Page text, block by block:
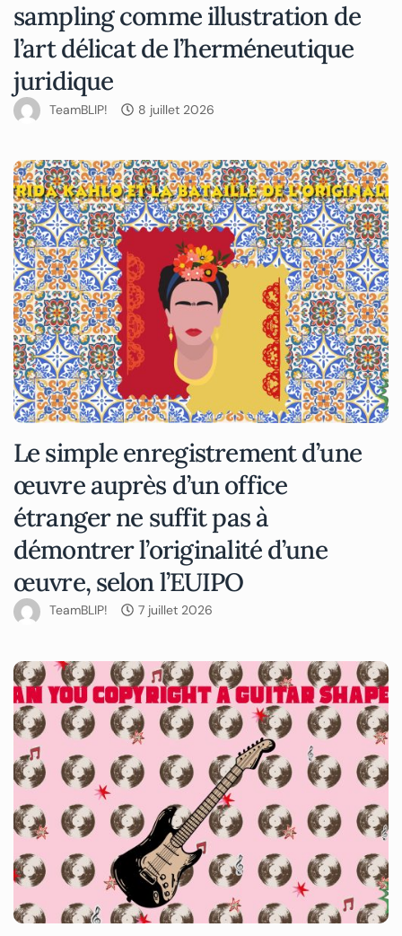
sampling comme illustration de
l’art délicat de l’herméneutique
juridique
TeamBLIP! 8 juillet 2026
Le simple enregistrement d’une
œuvre auprès d’un office
étranger ne suffit pas à
démontrer l’originalité d’une
œuvre, selon l’EUIPO
TeamBLIP! 7 juillet 2026